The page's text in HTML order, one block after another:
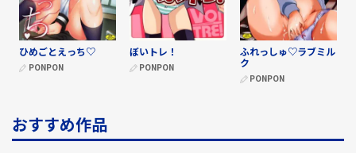
ひめごとえっち♡
PONPON
ぼいトレ！
PONPON
ふれっしゅ♡ラブミル
ク
PONPON
おすすめ作品